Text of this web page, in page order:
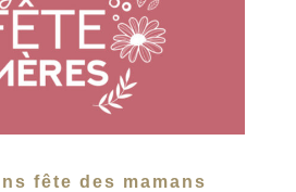
fête des mamans